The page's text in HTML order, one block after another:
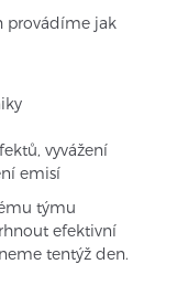
provádíme jak
vyvážení
emisí
týmu
efektivní
tentýž den.